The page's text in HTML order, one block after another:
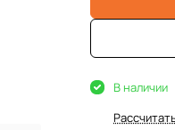
В наличии